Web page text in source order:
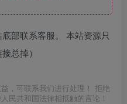
部联系客服。 本站资源只
总掉）
，可联系我们进行处理！ 拒绝
民共和国法律相抵触的言论！